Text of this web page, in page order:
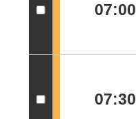
07:00
07:30